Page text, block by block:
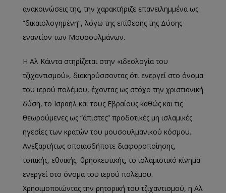
ανακοινώσεις της, την χαρακτήριζε επανειλημμένα ως
“δικαιολογημένη”, λόγω της επίθεσης της Δύσης
εναντίον των Μουσουλμάνων.
Η Αλ Κάιντα στηρίζεται στην «ιδεολογία του
τζιχαντισμού», διακηρύσσοντας ότι ενεργεί στο όνομα
του ιερού πολέμου, έχοντας ως στόχο την χριστιανική
δύση, το Ισραήλ και τους Εβραίους καθώς και τις
θεωρούμενες ως “άπιστες” προδοτικές μη ισλαμικές
ηγεσίες των κρατών του μουσουλμανικού κόσμου.
Ανεξαρτήτως οποιασδήποτε διαφοροποίησης,
τοπικής, εθνικής, θρησκευτικής, το ισλαμιστικό κίνημα
ενεργεί στο όνομα του ιερού πολέμου.
Χρησιμοποιώντας την ρητορική του τζιχαντισμού, η Αλ